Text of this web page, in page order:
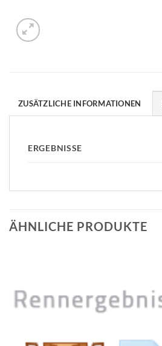
ZUSÄTZLICHE INFORMATIONEN
ERGEBNISSE
ÄHNLICHE PRODUKTE